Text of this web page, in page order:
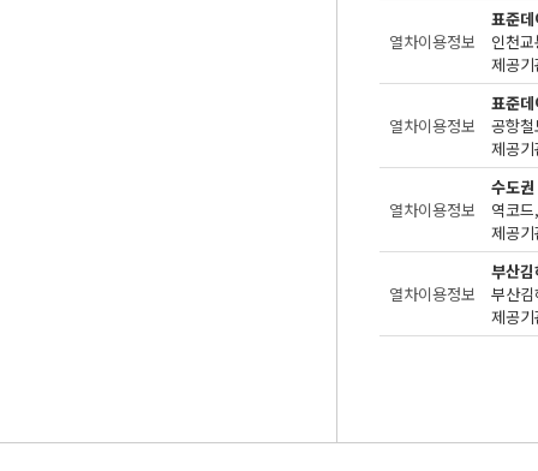
열차이용정보
표준
인천
제공
열차이용정보
표준
공항
제공
열차이용정보
수도
제공
열차이용정보
부산
제공